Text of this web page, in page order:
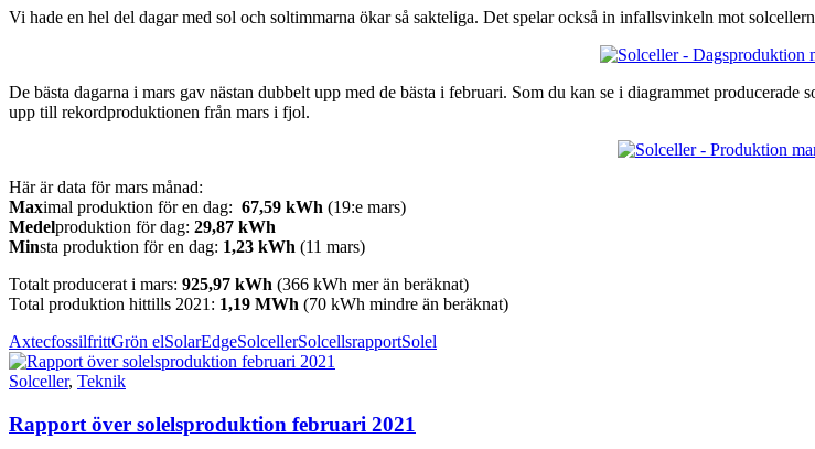
Vi hade en hel del dagar med sol och soltimmarna ökar så sakteliga. Det spelar också in infallsvinkeln mot
De bästa dagarna i mars gav nästan dubbelt upp med de bästa i februari. Som du kan se i diagrammet
upp till rekordproduktionen från mars i fjol.
Här är data för mars månad:
Maximal produktion för en dag: 67,59 kWh (19:e mars)
Medelproduktion för dag: 29,87 kWh
Minsta produktion för en dag: 1,23 kWh (11 mars)
Totalt producerat i mars: 925,97 kWh (366 kWh mer än beräknat)
Total produktion hittills 2021: 1,19 MWh (70 kWh mindre än beräknat)
AxtecfossilfrittGrön elSolarEdgeSolcellerSolcellsrapportSolel
Solceller, Teknik
Rapport över solelsproduktion februari 2021